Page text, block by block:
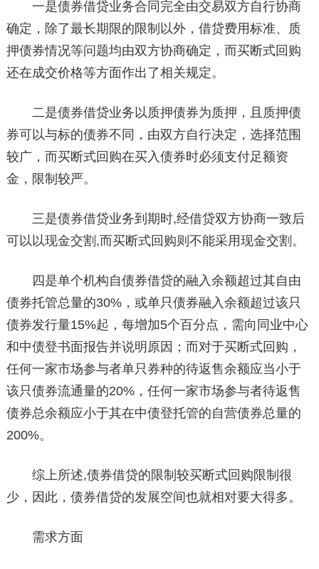
一是债券借贷业务合同完全由交易双方自行协商
确定，除了最长期限的限制以外，借贷费用标准、质
押债券情况等问题均由双方协商确定，而买断式回购
还在成交价格等方面作出了相关规定。
二是债券借贷业务以质押债券为质押，且质押债
券可以与标的债券不同，由双方自行决定，选择范围
较广，而买断式回购在买入债券时必须支付足额资
金，限制较严。
三是债券借贷业务到期时,经借贷双方协商一致后
可以以现金交割,而买断式回购则不能采用现金交割。
四是单个机构自债券借贷的融入余额超过其自由
债券托管总量的30%，或单只债券融入余额超过该只
债券发行量15%起，每增加5个百分点，需向同业中心
和中债登书面报告并说明原因；而对于买断式回购，
任何一家市场参与者单只券种的待返售余额应当小于
该只债券流通量的20%，任何一家市场参与者待返售
债券总余额应小于其在中债登托管的自营债券总量的
200%。
综上所述,债券借贷的限制较买断式回购限制很
少，因此，债券借贷的发展空间也就相对要大得多。
需求方面